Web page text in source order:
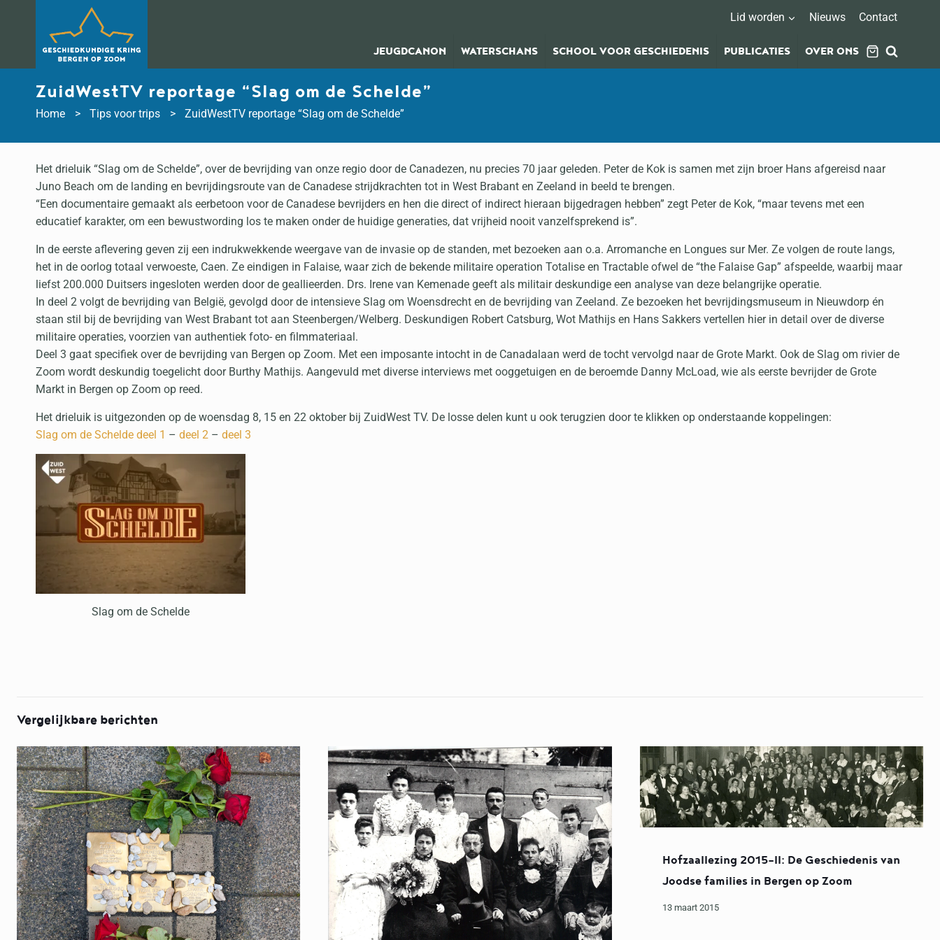
Lid worden Nieuws Contact
JEUGDCANON WATERSCHANS SCHOOL VOOR GESCHIEDENIS PUBLICATIES OVER ONS
ZuidWestTV reportage “Slag om de Schelde”
Home Tips voor trips ZuidWestTV reportage “Slag om de Schelde”
Het drieluik “Slag om de Schelde”, over de bevrijding van onze regio door de Canadezen, nu precies 70 jaar geleden. Peter de Kok is samen met zijn broer Hans afgereisd naar
Juno Beach om de landing en bevrijdingsroute van de Canadese strijdkrachten tot in West Brabant en Zeeland in beeld te brengen.
“Een documentaire gemaakt als eerbetoon voor de Canadese bevrijders en hen die direct of indirect hieraan bijgedragen hebben” zegt Peter de Kok, “maar tevens met een
educatief karakter, om een bewustwording los te maken onder de huidige generaties, dat vrijheid nooit vanzelfsprekend is”.
In de eerste aflevering geven zij een indrukwekkende weergave van de invasie op de standen, met bezoeken aan o.a. Arromanche en Longues sur Mer. Ze volgen de route langs,
het in de oorlog totaal verwoeste, Caen. Ze eindigen in Falaise, waar zich de bekende militaire operation Totalise en Tractable ofwel de “the Falaise Gap” afspeelde, waarbij maar
liefst 200.000 Duitsers ingesloten werden door de geallieerden. Drs. Irene van Kemenade geeft als militair deskundige een analyse van deze belangrijke operatie.
In deel 2 volgt de bevrijding van België, gevolgd door de intensieve Slag om Woensdrecht en de bevrijding van Zeeland. Ze bezoeken het bevrijdingsmuseum in Nieuwdorp én
staan stil bij de bevrijding van West Brabant tot aan Steenbergen/Welberg. Deskundigen Robert Catsburg, Wot Mathijs en Hans Sakkers vertellen hier in detail over de diverse
militaire operaties, voorzien van authentiek foto- en filmmateriaal.
Deel 3 gaat specifiek over de bevrijding van Bergen op Zoom. Met een imposante intocht in de Canadalaan werd de tocht vervolgd naar de Grote Markt. Ook de Slag om rivier de
Zoom wordt deskundig toegelicht door Burthy Mathijs. Aangevuld met diverse interviews met ooggetuigen en de beroemde Danny McLoad, wie als eerste bevrijder de Grote
Markt in Bergen op Zoom op reed.
Het drieluik is uitgezonden op de woensdag 8, 15 en 22 oktober bij ZuidWest TV. De losse delen kunt u ook terugzien door te klikken op onderstaande koppelingen:
Slag om de Schelde deel 1 – deel 2 – deel 3
Slag om de Schelde
Vergelijkbare berichten
Hofzaallezing 2015-II: De Geschiedenis van
Joodse families in Bergen op Zoom
13 maart 2015